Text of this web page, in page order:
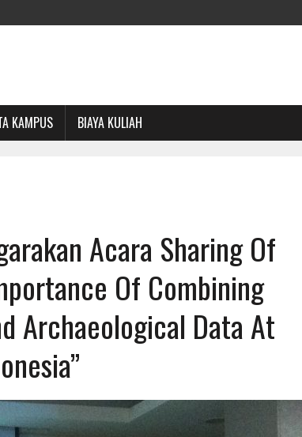
KAMPUS BIAYA KULIAH
Acara Sharing Of
Of Combining
Archaeological Data At